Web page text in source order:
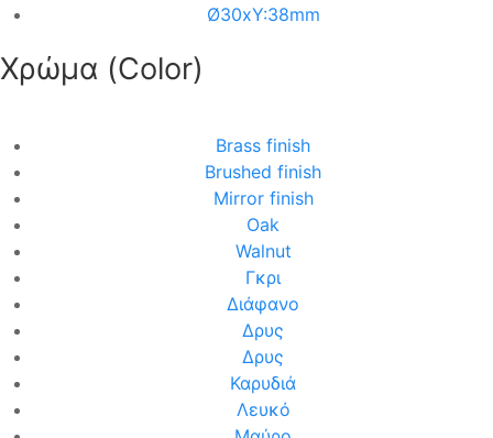
Ø30xΥ:38mm
Χρώμα (Color)
Brass finish
Brushed finish
Mirror finish
Oak
Walnut
Γκρι
Διάφανο
Δρυς
Δρυς
Καρυδιά
Λευκό